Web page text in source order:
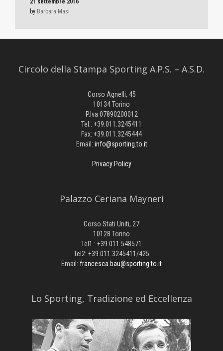
21 settembre 2016
by Barbara Masi
Circolo della Stampa Sporting A.P.S. – A.S.D.
Corso Agnelli, 45
10134 Torino
P.Iva 07890200012
Tel.: +39.011.3245411
Fax: +39.011.3245444
Email: info@sporting.to.it
Privacy Policy
Palazzo Ceriana Mayneri
Corso Stati Uniti, 27
10128 Torino
Tel1.: +39.011.548571
Tel2: +39.011.3245411/425
Email: francesca.bau@sporting.to.it
​Lo Sporting, Tradizione ed Eccellenza